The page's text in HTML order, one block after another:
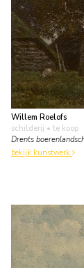
Willem Roelofs
schilderij • te koop
Drents
bekijk kunstwerk